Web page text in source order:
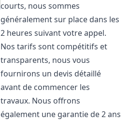
courts, nous sommes
généralement sur place dans les
2 heures suivant votre appel.
Nos tarifs sont compétitifs et
transparents, nous vous
fournirons un devis détaillé
avant de commencer les
travaux. Nous offrons
également une garantie de 2 ans